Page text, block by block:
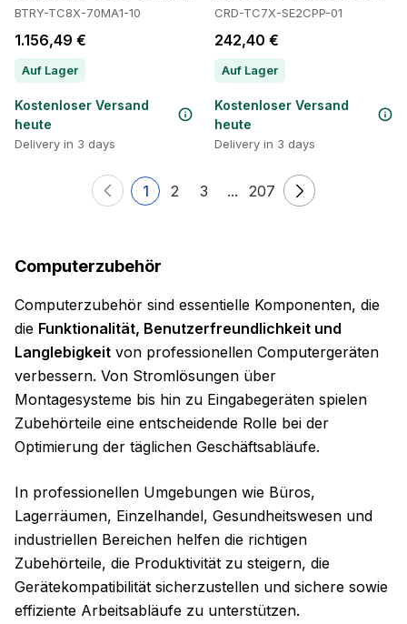
BTRY-TC8X-70MA1-10
1.156,49 €
Auf Lager
Kostenloser Versand
heute
Delivery in 3 days
CRD-TC7X-SE2CPP-01
242,40 €
Auf Lager
Kostenloser Versand
heute
Delivery in 3 days
1 2 3 ... 207
Computerzubehör
Computerzubehör sind essentielle Komponenten, die
die Funktionalität, Benutzerfreundlichkeit und
Langlebigkeit von professionellen Computergeräten
verbessern. Von Stromlösungen über
Montagesysteme bis hin zu Eingabegeräten spielen
Zubehörteile eine entscheidende Rolle bei der
Optimierung der täglichen Geschäftsabläufe.
In professionellen Umgebungen wie Büros,
Lagerräumen, Einzelhandel, Gesundheitswesen und
industriellen Bereichen helfen die richtigen
Zubehörteile, die Produktivität zu steigern, die
Gerätekompatibilität sicherzustellen und sichere sowie
effiziente Arbeitsabläufe zu unterstützen.